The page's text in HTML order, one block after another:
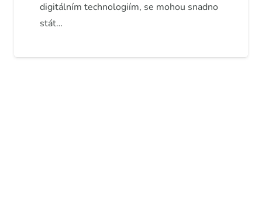
digitálním technologiím, se mohou snadno
stát…